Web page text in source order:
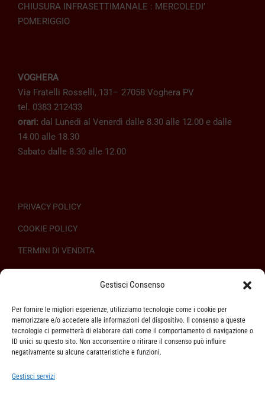
Gestisci Consenso
Per fornire le migliori esperienze, utilizziamo tecnologie come i cookie per
memorizzare e/o accedere alle informazioni del dispositivo. Il consenso a queste
tecnologie ci permetterà di elaborare dati come il comportamento di navigazione o
ID unici su questo sito. Non acconsentire o ritirare il consenso può influire
negativamente su alcune caratteristiche e funzioni.
Gestisci servizi
CHIUSURA INFRASETTIMANALE : MERCOLEDI’
POMERIGGIO
VOGHERA
Via Fratelli Rosselli, 131– 27058 Voghera PV
tel. 0383 212433
orari: dal Lunedì al Venerdì dalle 8.30 alle 12.00 e dalle
14.00 alle 18.30
Sabato dalle 8.30 alle 12.00
PRIVACY POLICY
COOKIE POLICY
TERMINI DI VENDITA
ASSISTENZA CLIENTI
SPEDIZIONI